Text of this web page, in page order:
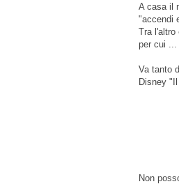
A casa il
"accendi
Tra l'altro
per cui ...
Va tanto
Disney
Non